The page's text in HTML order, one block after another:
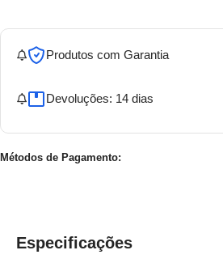
Produtos com Garantia
Devoluções: 14 dias
Métodos de Pagamento:
Especificações